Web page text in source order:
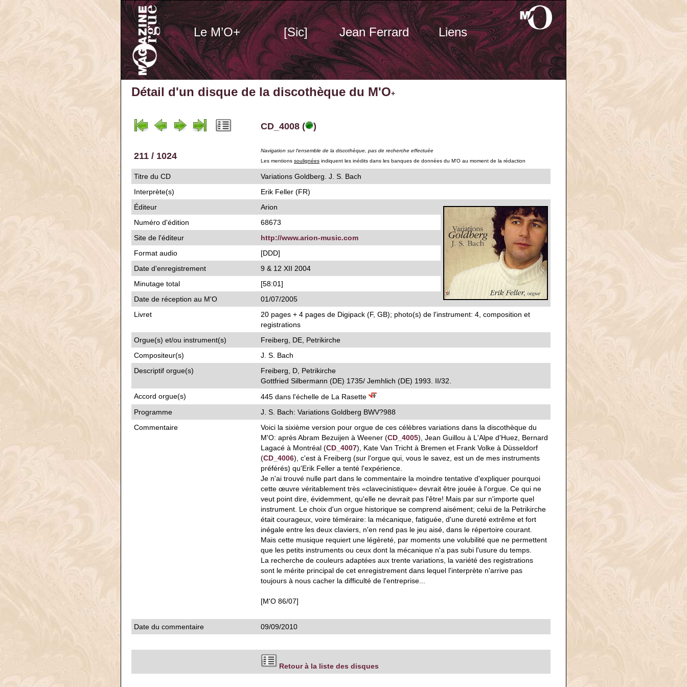
Le M’O+ [Sic] Jean Ferrard Liens
Détail d'un disque de la discothèque du M'O+
CD_4008 ( )
211 / 1024
Navigation sur l'ensemble de la discothèque, pas de recherche effectuée
Les mentions soulignées indiquent les inédits dans les banques de données du M'O au moment de la rédaction
Titre du CD
Variations Goldberg. J. S. Bach
Interprète(s)
Erik Feller (FR)
Éditeur
Arion
Numéro d'édition
68673
Site de l'éditeur
http://www.arion-music.com
Format audio
[DDD]
Date d'enregistrement
9 & 12 XII 2004
Minutage total
[58:01]
Date de réception au M'O
01/07/2005
Livret
20 pages + 4 pages de Digipack (F, GB); photo(s) de l'instrument: 4, composition et
registrations
Orgue(s) et/ou instrument(s)
Freiberg, DE, Petrikirche
Compositeur(s)
J. S. Bach
Descriptif orgue(s)
Freiberg, D, Petrikirche
Gottfried Silbermann (DE) 1735/ Jemhlich (DE) 1993. II/32.
Accord orgue(s)
445 dans l'échelle de La Rasette
Programme
J. S. Bach: Variations Goldberg BWV?988
Commentaire
Voici la sixième version pour orgue de ces célèbres variations dans la discothèque du
M'O: après Abram Bezuijen à Weener (CD_4005), Jean Guillou à L'Alpe d'Huez, Bernard
Lagacé à Montréal (CD_4007), Kate Van Tricht à Bremen et Frank Volke à Düsseldorf
(CD_4006), c'est à Freiberg (sur l'orgue qui, vous le savez, est un de mes instruments
préférés) qu'Erik Feller a tenté l'expérience.
Je n'ai trouvé nulle part dans le commentaire la moindre tentative d'expliquer pourquoi
cette œuvre véritablement très «clavecinistique» devrait être jouée à l'orgue. Ce qui ne
veut point dire, évidemment, qu'elle ne devrait pas l'être! Mais par sur n'importe quel
instrument. Le choix d'un orgue historique se comprend aisément; celui de la Petrikirche
était courageux, voire téméraire: la mécanique, fatiguée, d'une dureté extrême et fort
inégale entre les deux claviers, n'en rend pas le jeu aisé, dans le répertoire courant.
Mais cette musique requiert une légèreté, par moments une volubilité que ne permettent
que les petits instruments ou ceux dont la mécanique n'a pas subi l'usure du temps.
La recherche de couleurs adaptées aux trente variations, la variété des registrations
sont le mérite principal de cet enregistrement dans lequel l'interprète n'arrive pas
toujours à nous cacher la difficulté de l'entreprise...
[M'O 86/07]
Date du commentaire 09/09/2010
Retour à la liste des disques